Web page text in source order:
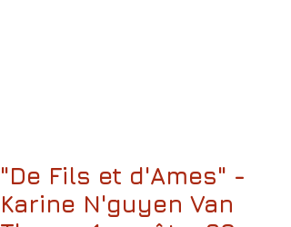
"De Fils et d'Ames" -
Karine N'guyen Van